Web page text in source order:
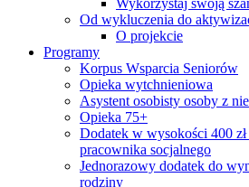
Od wykluczenia do
O projekcie
Programy
Korpus Wsparcia Seniorów
Opieka wytchnieniowa
Asystent osobisty osoby z
Opieka 75+
Dodatek w wysokości 400 zł
pracownika socjalnego
Jednorazowy dodatek do
rodziny